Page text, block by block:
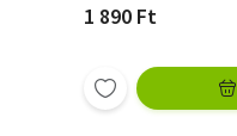
1 890 Ft